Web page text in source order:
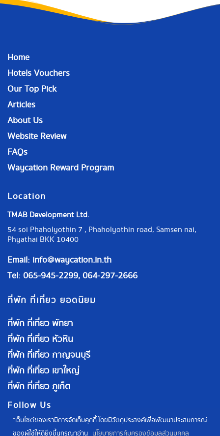
Home
Hotels Vouchers
Our Top Pick
Articles
About Us
Website Review
FAQs
Waycation Reward Program
Location
TMAB Development Ltd.
54 soi Phaholyothin 7 , Phaholyothin road, Samsen nai,
Phyathai BKK 10400
Email: info@waycation.in.th
Tel: 065-945-2299, 064-297-2666
ที่พัก ที่เที่ยว ยอดนิยม
ที่พัก ที่เที่ยว พัทยา
ที่พัก ที่เที่ยว หัวหิน
ที่พัก ที่เที่ยว กาญจนบุรี
ที่พัก ที่เที่ยว เขาใหญ่
ที่พัก ที่เที่ยว ภูเก็ต
Follow Us
"เว็บไซต์ของเรามีการจัดเก็บคุกกี้ โดยมีวัตถุประสงค์เพื่อพัฒนาประสบการณ์
ของผู้ใช้ให้ดียิ่งขึ้นกรุณาอ่าน นโยบายการคุ้มครองข้อมูลส่วนบุคคล